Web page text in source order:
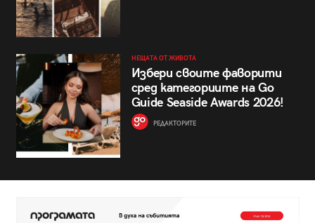
НЕЩАТА ОТ ЖИВОТА
Избери своите фаворити
сред категориите на Go
Guide Seaside Awards 2026!
РЕДАКТОРИТЕ